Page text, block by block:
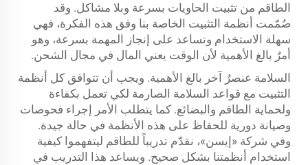
الطاقم من تثبيت الحاويات بسرعة وبلا مشاكل. وقد
صُمّمت أنظمة التثبيت الخاصة بنا وفق هذه الفكرة، فهي
سهلة الاستخدام وتساعد على إنجاز المهمة بسرعة، وهو
أمرٌ بالغ الأهمية لأن الوقت يعني المال في مجال الشحن.
السلامة عنصرٌ آخر بالغ الأهمية. ويجب أن تتوافق كل أنظمة
التثبيت مع قواعد السلامة الصارمة لكي تعمل بكفاءة
ولحماية الطاقم والبضائع. كما يتطلب الأمر إجراء فحوصات
وصيانة دورية للحفاظ على هذه الأنظمة في حالة جيدة.
وفي شركة «إيسن»، نقدّم تدريباً للطاقم ليتفهموا كيفية
استخدام أنظمتنا بشكل صحيح. ويساعد هذا التدريب في